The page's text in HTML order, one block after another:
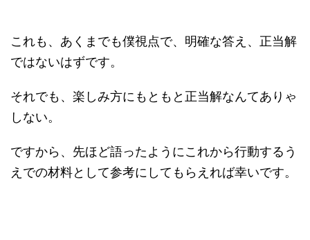
これも、あくまでも僕視点で、明確な答え、正当解
ではないはずです。
それでも、楽しみ方にもともと正当解なんてありゃ
しない。
ですから、先ほど語ったようにこれから行動するう
えでの材料として参考にしてもらえれば幸いです。